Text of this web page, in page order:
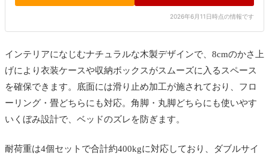
2026年6月11日時点の情報です
インテリアになじむナチュラルな木製デザインで、 8cmのかさ上
げにより衣装ケースや収納ボックスがスムーズに入るスペース
を確保できます。
底面には滑り止め加工が施されており、フロ
ーリング・畳どちらにも対応。角脚・丸脚どちらにも使いやす
いくぼみ設計で、ベッドのズレを防ぎます。
耐荷重は4個セットで合計約400kgに対応しており、ダブルサイ